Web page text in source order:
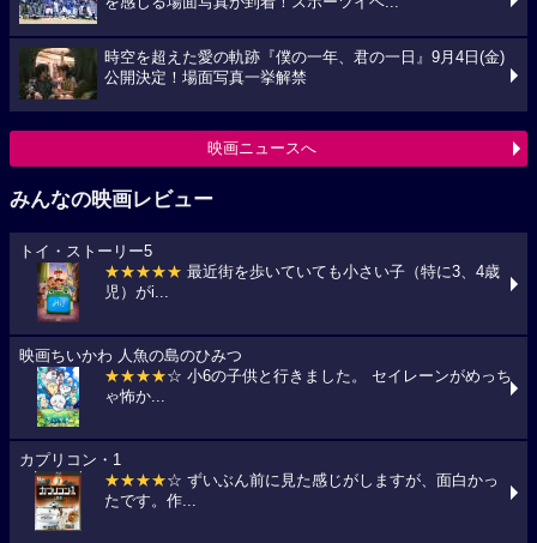
時空を超えた愛の軌跡『僕の一年、君の一日』9月4日(金)
公開決定！場面写真一挙解禁
映画ニュースへ
みんなの映画レビュー
トイ・ストーリー5
★★★★★ 最近街を歩いていても小さい子（特に3、4歳
児）がi...
映画ちいかわ 人魚の島のひみつ
★★★★☆ 小6の子供と行きました。 セイレーンがめっち
ゃ怖か...
カプリコン・1
★★★★☆ ずいぶん前に見た感じがしますが、面白かっ
たです。作...